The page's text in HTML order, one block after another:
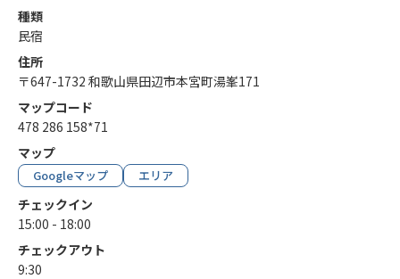
種類
民宿
住所
〒647-1732 和歌山県田辺市本宮町湯峯171
マップコード
478 286 158*71
マップ
Googleマップ エリア
チェックイン
15:00 - 18:00
チェックアウト
9:30